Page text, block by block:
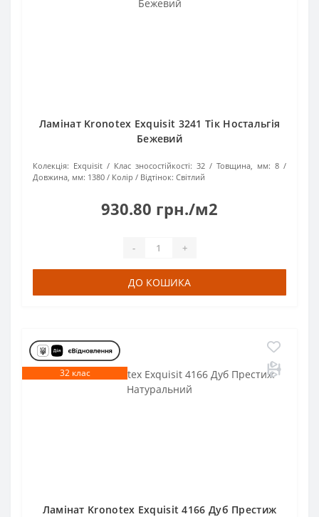
Ламінат Kronotex Exquisit 3241 Тік Ностальгія
Бежевий
Колекція: Exquisit Клас зносостійкості: 32 Товщина, мм: 8
Довжина, мм: 1380 Колір / Відтінок: Світлий
930.80 грн./м2
- +
ДО КОШИКА
32 клас
Ламінат Kronotex Exquisit 4166 Дуб Престиж